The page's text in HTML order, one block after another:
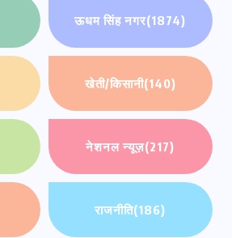
ऊधम सिंह नगर(1874)
खेती/किसानी(140)
नेशनल न्यूज़(217)
राजनीति(186)